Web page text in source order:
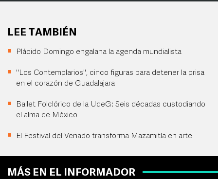
LEE TAMBIÉN
Plácido Domingo engalana la agenda mundialista
"Los Contemplarios", cinco figuras para detener la prisa
en el corazón de Guadalajara
Ballet Folclórico de la UdeG: Seis décadas custodiando
el alma de México
El Festival del Venado transforma Mazamitla en arte
MÁS EN EL INFORMADOR